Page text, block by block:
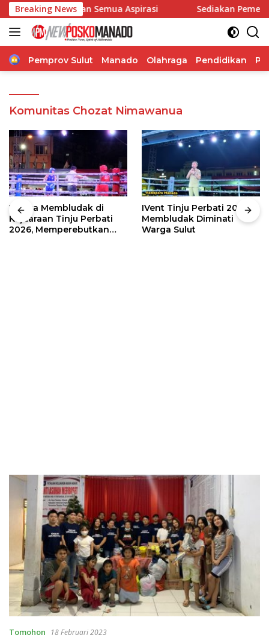
Langsung
ke
konten
Breaking NewsSemua Aspirasi Sediakan Pemeriksaan
Home
Pemprov Sulut Manado Olahraga Pendidikan
Komunitas Chozat Nimawanua
Warga Membludak di
Kejuaraan Tinju Perbati
2026, Memperebutkan
IVent Tinju Perbati 2026
Membludak Diminati
Warga Sulut
Tomohon 18 Februari 2023